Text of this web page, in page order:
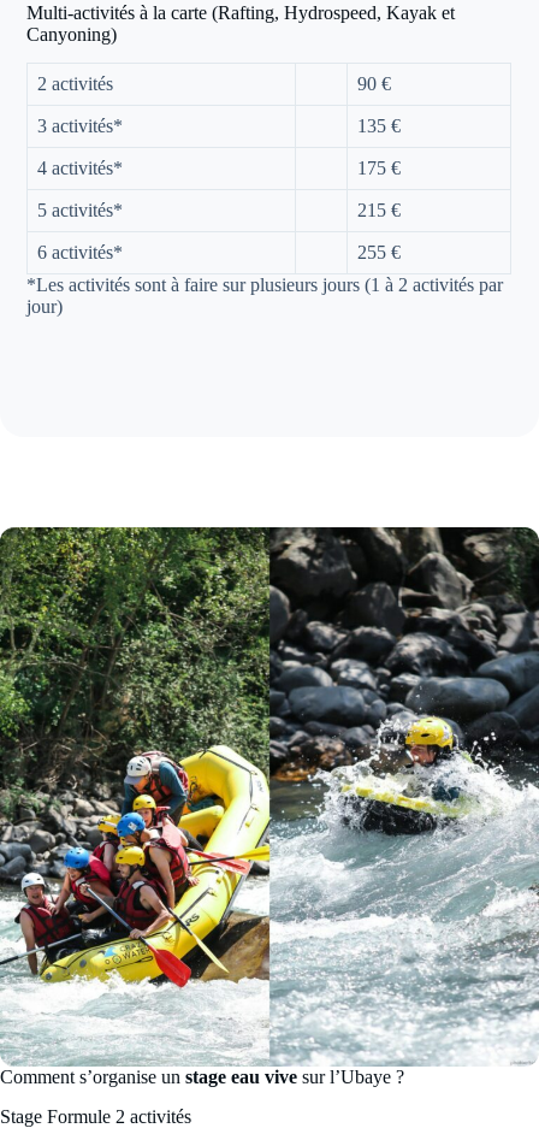
Multi-activités à la carte (Rafting, Hydrospeed, Kayak et
Canyoning)
2 activités 90 €
3 activités* 135 €
4 activités* 175 €
5 activités* 215 €
6 activités*
255 €
*Les activités sont à faire sur plusieurs jours (1 à 2 activités par
jour)
Comment s’organise un stage eau vive sur l’Ubaye ?
Stage Formule 2 activités